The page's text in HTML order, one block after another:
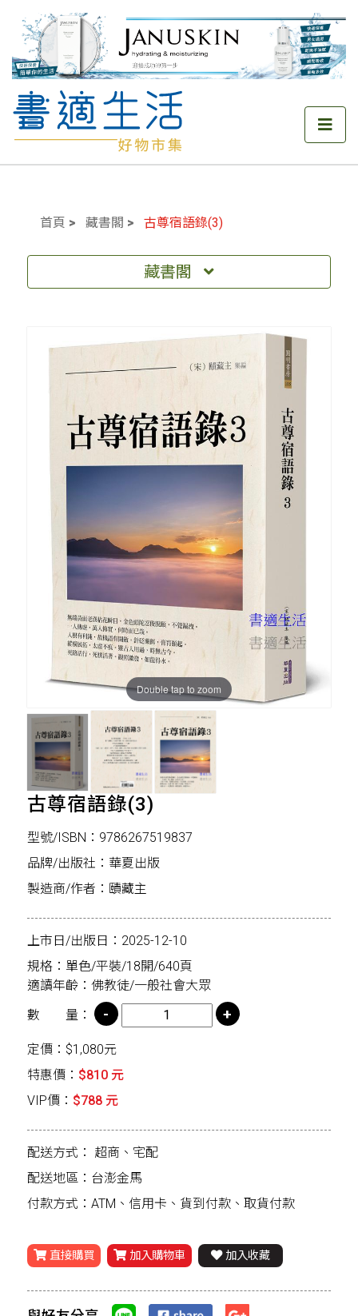
首頁 藏書閣 古尊宿語錄(3)
藏書閣
Double tap to zoom
古尊宿語錄(3)
型號/ISBN：9786267519837
品牌/出版社：華夏出版
製造商/作者：賾藏主
上市日/出版日：2025-12-10
規格：單色/平裝/18開/640頁
適讀年齡：佛教徒/一般社會大眾
數 量：
定價：$1,080元
特惠價： $810 元
VIP價： $788 元
配送方式： 超商、宅配
配送地區：台澎金馬
付款方式：ATM、信用卡、貨到付款、取貨付款
直接購買 加入購物車 加入收藏